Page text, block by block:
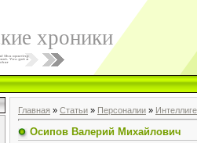
хроники
Главная » Статьи » Персоналии »
Осипов Валерий Михайлович